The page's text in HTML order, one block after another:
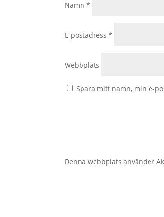
Namn*
E-postadress*
Webbplats
Spara mitt namn, min e-
Denna webbplats använder